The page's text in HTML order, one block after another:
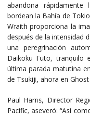
abandona
bordean la Bahía de
Wraith proporciona la
después de la intensidad
una peregrinación
Daikoku Futo, tranquilo
última parada matutina
de Tsukiji, ahora en
Paul Harris, Director
Pacific, aseveró: “Así